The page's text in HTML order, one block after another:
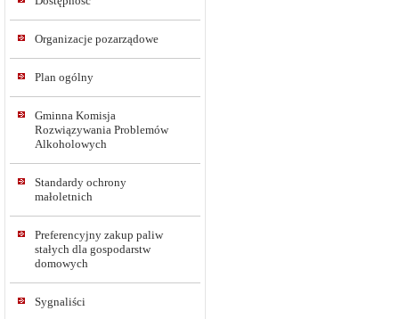
Organizacje pozarządowe
Plan ogólny
Gminna Komisja
Rozwiązywania Problemów
Alkoholowych
Standardy ochrony
małoletnich
Preferencyjny zakup paliw
stałych dla gospodarstw
domowych
Sygnaliści